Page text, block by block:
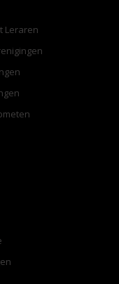
Leraren